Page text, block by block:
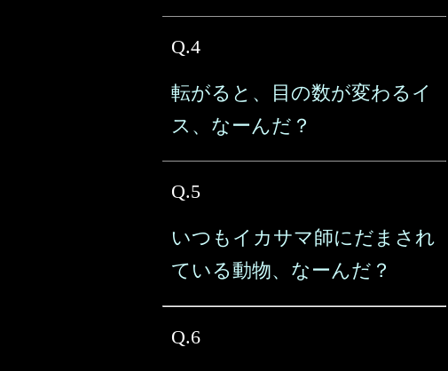
Q.4
転がると、目の数が変わるイ
ス、なーんだ？
Q.5
いつもイカサマ師にだまされ
ている動物、なーんだ？
Q.6